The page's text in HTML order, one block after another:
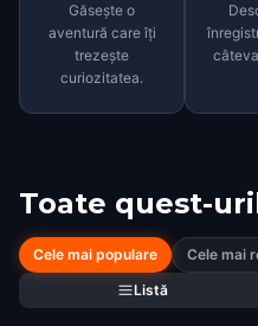
Găsește o
aventură care îți
trezește
curiozitatea.
Toate quest-
Cele mai populare Cele mai
Listă